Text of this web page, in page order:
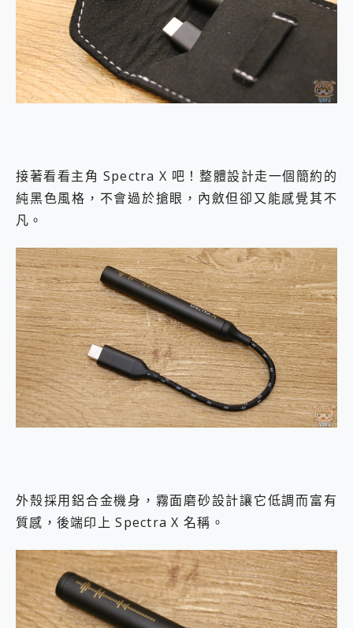
接著看看主角 Spectra X 吧！整體設計走一個簡約的
純黑色風格，不會過於搶眼，內斂但卻又能感覺其不
凡。
外殼採用鋁合金機身，霧面磨砂設計讓它低調而富有
質感，後端印上 Spectra X 名稱。